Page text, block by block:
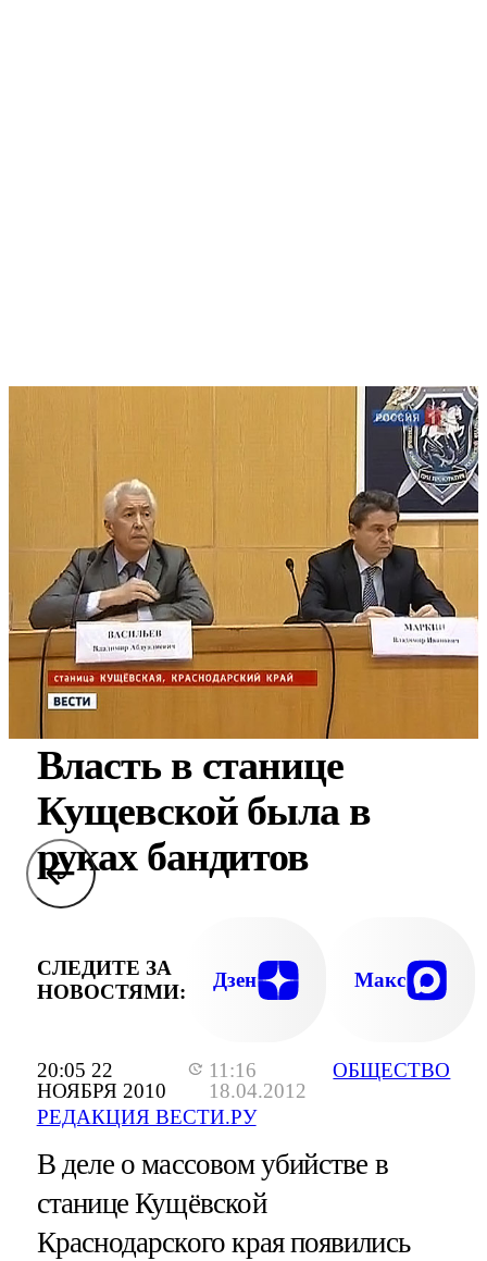
20:05 22
НОЯБРЯ 2010
11:16
18.04.2012
РЕДАКЦИЯ ВЕСТИ.РУ
ОБЩЕСТВО
Власть в станице
Кущевской была в
руках бандитов
СЛЕДИТЕ ЗА
НОВОСТЯМИ:
Дзен Макс
В деле о массовом убийстве в
станице Кущёвской
Краснодарского края появились